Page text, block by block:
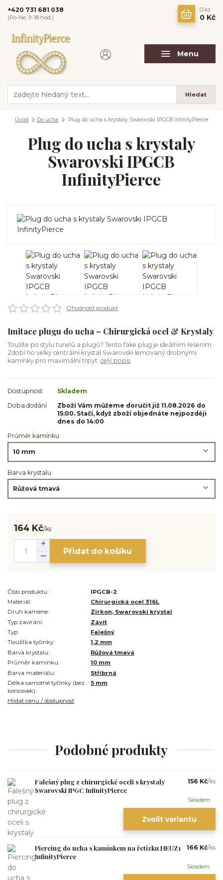
Menu
Hledat
+420 731 681 038
(Po-Ne, 9-18 hod.)
0 ks
0 Kč
Úvod Do ucha Plug do ucha s krystaly Swarovski IPGCB InfinityPierce
Plug do ucha s krystaly
Swarovski IPGCB
InfinityPierce
Ohodnotit produkt
Imitace plugu do ucha – Chirurgická ocel & Krystaly
Toužíte po stylu tunelů a plugů? Tento fake plug je ideálním řešením.
Zdobí ho velký centrální krystal Swarovski lemovaný drobnými
kamínky pro maximální třpyt. celý popis
Dostupnost
Skladem
Doba dodání
Zboží Vám můžeme doručit již 11.08.2026 do
15:00. Stačí, když zboží objednáte nejpozději
dnes do 14:00
Průměr kamínku
Barva krystalu
164 Kč/ks
Přidat do košíku
Číslo produktu:
IPGCB-2
Materiál:
Chirurgická ocel 316L
Druh kamene:
Zirkon, Swarovski krystal
Typ zavírání:
Závit
Typ:
Falešný
Tloušťka tyčinky:
1,2 mm
Barva krystalu:
Růžová tmavá
Průměr kamínku:
10 mm
Barva materiálu:
Stříbrná
Délka samotné tyčinky (bez
koncovek):
5 mm
Hlídat cenu / dostupnost
Podobné produkty
Falešný plug z chirurgické oceli s krystaly
Swarovski IPGC InfinityPierce
156 Kč/ks
Skladem
Zvolit variantu
Piercing do ucha s kamínkem na řetízku HEUZ1
InfinityPierce
166 Kč/ks
Skladem